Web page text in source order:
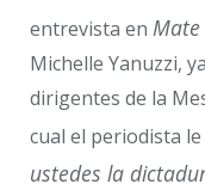
entrevista en Mate
Michelle Yanuzzi,
dirigentes de la
cual el periodista
ustedes la